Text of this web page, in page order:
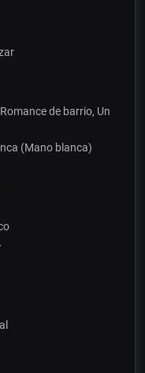
de barrio, Un
(Mano blanca)